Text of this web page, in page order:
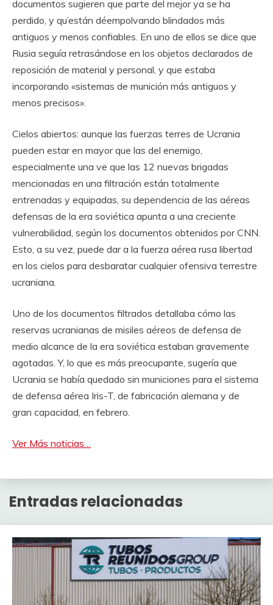
documentos sugieren que parte del mejor ya se ha
perdido, y qu’están déempolvando blindados más
antiguos y menos confiables. En uno de ellos se dice que
Rusia seguía retrasándose en los objetos declarados de
reposición de material y personal, y que estaba
incorporando «sistemas de munición más antiguos y
menos precisos».
Cielos abiertos: aunque las fuerzas terres de Ucrania
pueden estar en mayor que las del enemigo,
especialmente una ve que las 12 nuevas brigadas
mencionadas en una filtración están totalmente
entrenadas y equipadas, su dependencia de las aéreas
defensas de la era soviética apunta a una creciente
vulnerabilidad, según los documentos obtenidos por CNN.
Esto, a su vez, puede dar a la fuerza aérea rusa libertad
en los cielos para desbaratar cualquier ofensiva terrestre
ucraniana.
Uno de los documentos filtrados detallaba cómo las
reservas ucranianas de misiles aéreos de defensa de
medio alcance de la era soviética estaban gravemente
agotadas. Y, lo que es más preocupante, sugería que
Ucrania se había quedado sin municiones para el sistema
de defensa aérea Iris-T, de fabricación alemana y de
gran capacidad, en febrero.
Ver Más noticias…
Entradas relacionadas